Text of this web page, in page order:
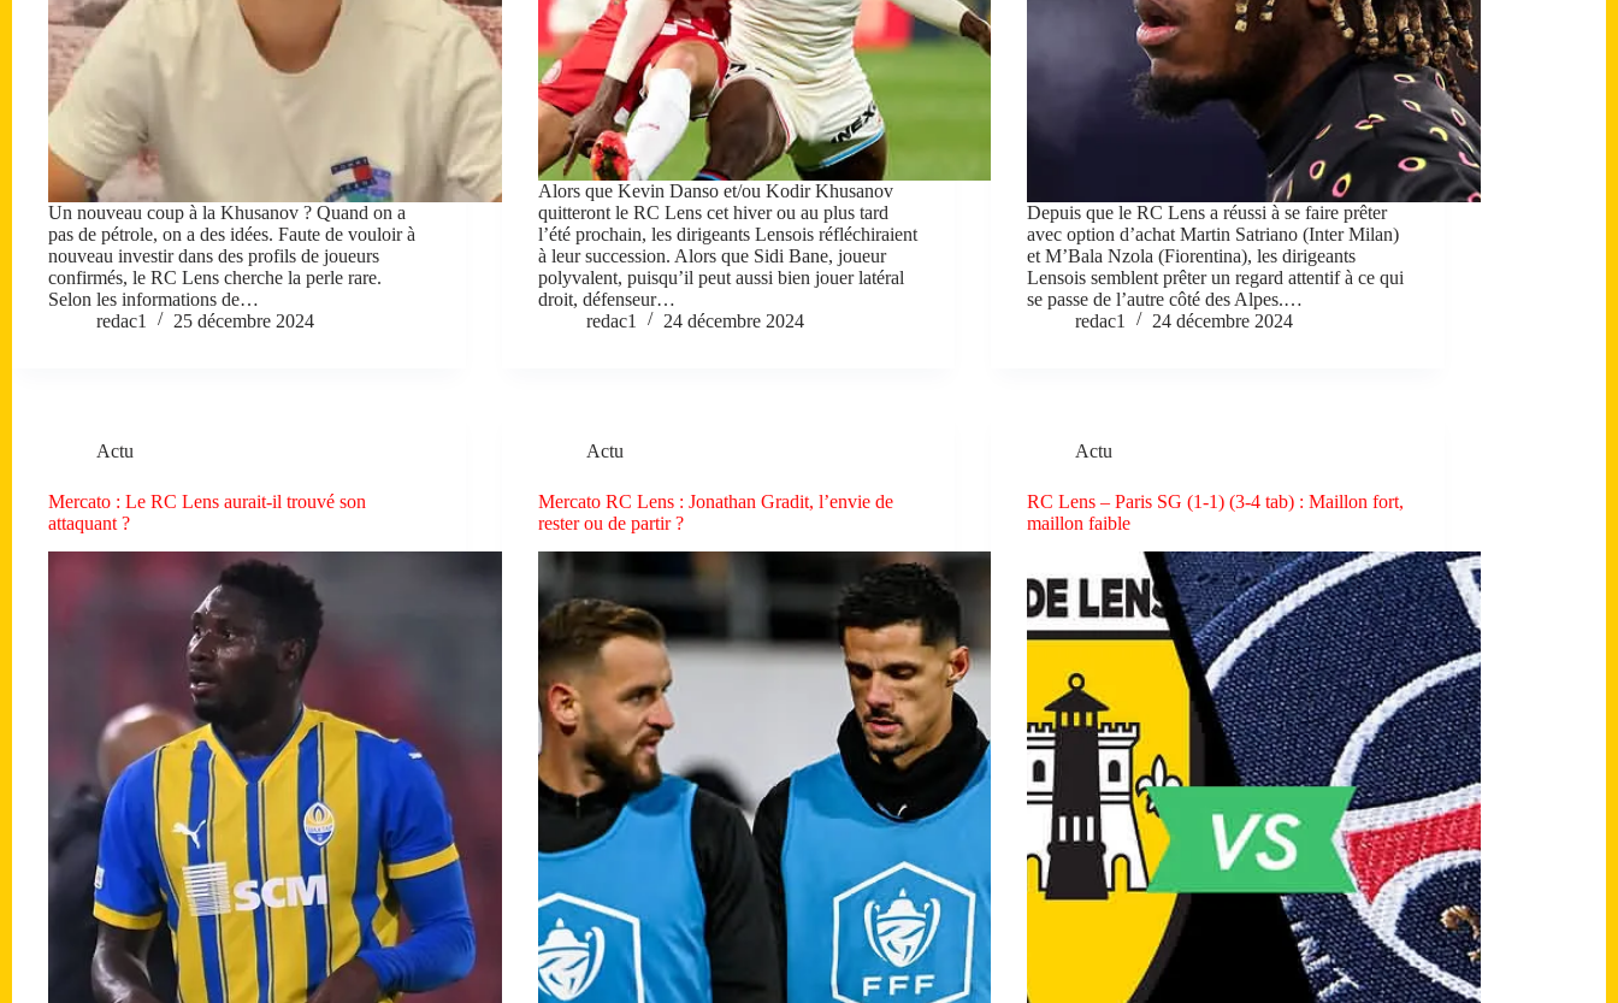
Un nouveau coup à la Khusanov ? Quand on a
pas de pétrole, on a des idées. Faute de vouloir à
nouveau investir dans des profils de joueurs
confirmés, le RC Lens cherche la perle rare.
Selon les informations de…
redac1
25 décembre 2024
Alors que Kevin Danso et/ou Kodir Khusanov
quitteront le RC Lens cet hiver ou au plus tard
l’été prochain, les dirigeants Lensois réfléchiraient
à leur succession. Alors que Sidi Bane, joueur
polyvalent, puisqu’il peut aussi bien jouer latéral
droit, défenseur…
redac1
24 décembre 2024
Depuis que le RC Lens a réussi à se faire prêter
avec option d’achat Martin Satriano (Inter Milan)
et M’Bala Nzola (Fiorentina), les dirigeants
Lensois semblent prêter un regard attentif à ce qui
se passe de l’autre côté des Alpes.…
redac1
24 décembre 2024
Actu
Mercato : Le RC Lens aurait-il trouvé son
attaquant ?
Actu
Mercato RC Lens : Jonathan Gradit, l’envie de
rester ou de partir ?
Actu
RC Lens – Paris SG (1-1) (3-4 tab) : Maillon fort,
maillon faible